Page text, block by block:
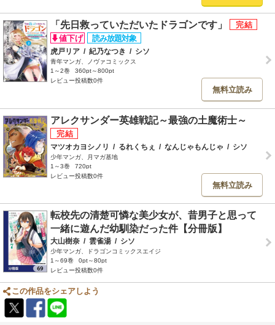
「先日救っていただいたドラゴンです」
虎戸リア / 紀乃なつき / シソ
青年マンガ、ノヴァコミックス
1～2巻
360pt～800pt
レビュー投稿数0件
無料立読み
アレクサンダー英雄戦記～最強の土魔術士～
マツオカヨシノリ / るれくちぇ / なんじゃもんじゃ / シソ
少年マンガ、月マガ基地
1～3巻
720pt
レビュー投稿数0件
無料立読み
転校先の清楚可憐な美少女が、昔男子と思って
一緒に遊んだ幼馴染だった件【分冊版】
大山樹奈 / 雲雀湯 / シソ
少年マンガ、ドラゴンコミックスエイジ
1～69巻
0pt～80pt
レビュー投稿数0件
この作品をシェアしよう